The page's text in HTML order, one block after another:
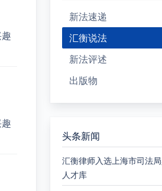
新法速递
汇衡说法
新法评述
出版物
头条新闻
汇衡律师入选上海市司法
人才库